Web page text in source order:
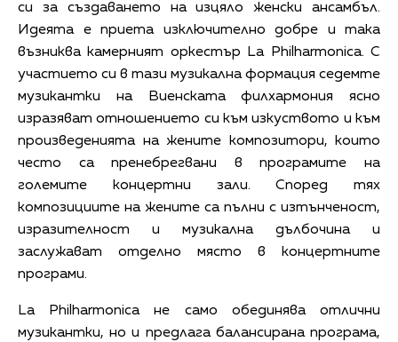
си за създаването на изцяло женски ансамбъл.
Идеята е приета изключително добре и така
възниква камерният оркестър La Philharmonica. С
участието си в тази музикална формация седемте
музикантки на Виенската филхармония ясно
изразяват отношението си към изкуството и към
произведенията на жените композитори, които
често са пренебрегвани в програмите на
големите концертни зали. Според тях
композициите на жените са пълни с изтънченост,
изразителност и музикална дълбочина и
заслужават отделно място в концертните
програми.
La Philharmonica не само обединява отлични
музикантки, но и предлага балансирана програма,